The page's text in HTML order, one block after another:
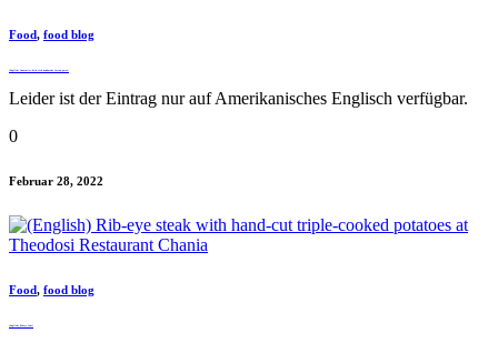
Food, food blog
(English) Innovative dish with handmade Cretan pasta!
Leider ist der Eintrag nur auf Amerikanisches Englisch verfügbar.
0
Februar 28, 2022
Food, food blog